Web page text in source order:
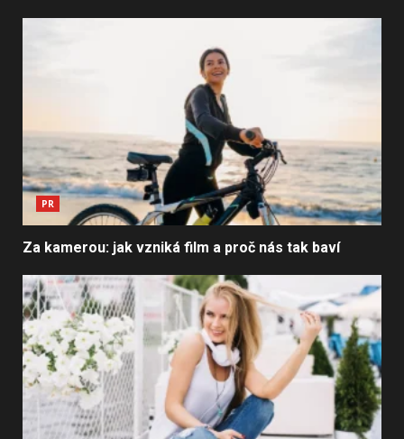
PR
Za kamerou: jak vzniká film a proč nás tak baví